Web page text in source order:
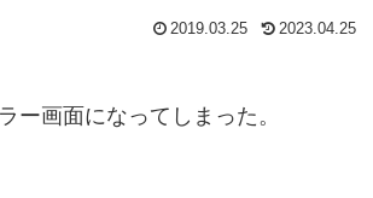
2019.03.25 2023.04.25
ー画面になってしまった。